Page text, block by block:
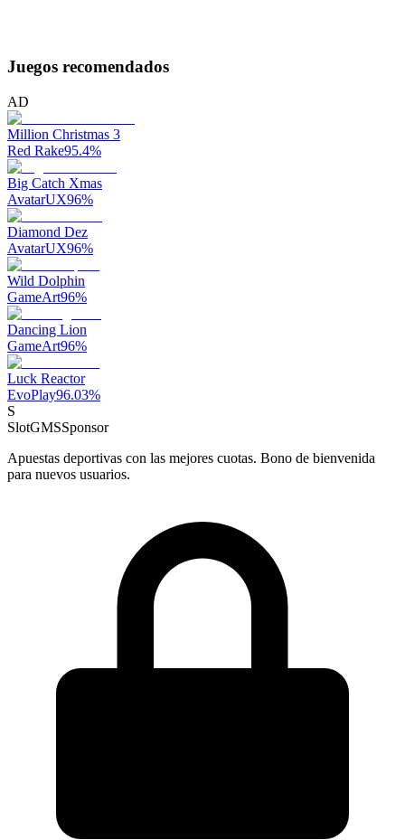
Juegos recomendados
AD
Million Christmas 3
Red Rake95.4%
Big Catch Xmas
AvatarUX96%
Diamond Dez
AvatarUX96%
Wild Dolphin
GameArt96%
Dancing Lion
GameArt96%
Luck Reactor
EvoPlay96.03%
S
SlotGMSSponsor
Apuestas deportivas con las mejores cuotas. Bono de bienvenida
para nuevos usuarios.